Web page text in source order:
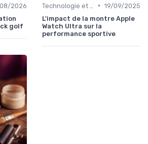
2026
golf
• 19/09/2025
L'impact de la montre Apple
Watch Ultra sur la
performance sportive